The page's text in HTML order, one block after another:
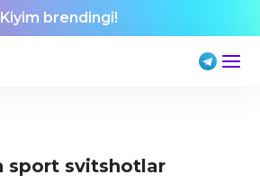
Kiyim brendingi!
sport svitshotlar